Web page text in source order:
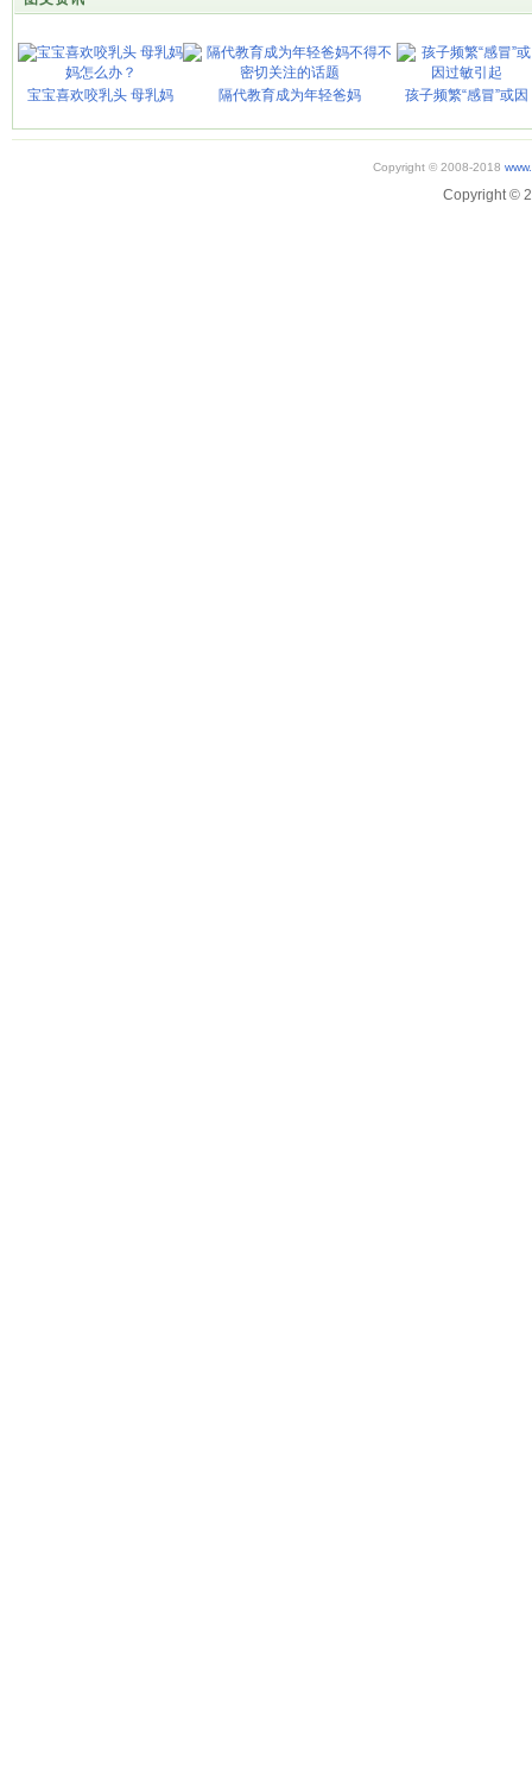
宝宝喜欢咬乳头 母乳妈 隔代教育成为年轻爸妈 孩子频繁“感冒”或因
Copyright © 2008-2018
Copyright ©